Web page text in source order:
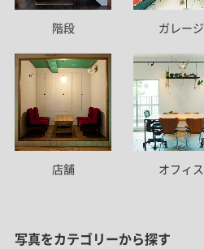
階段 ガレージ
店舗 オフィス
写真をカテゴリーから探す